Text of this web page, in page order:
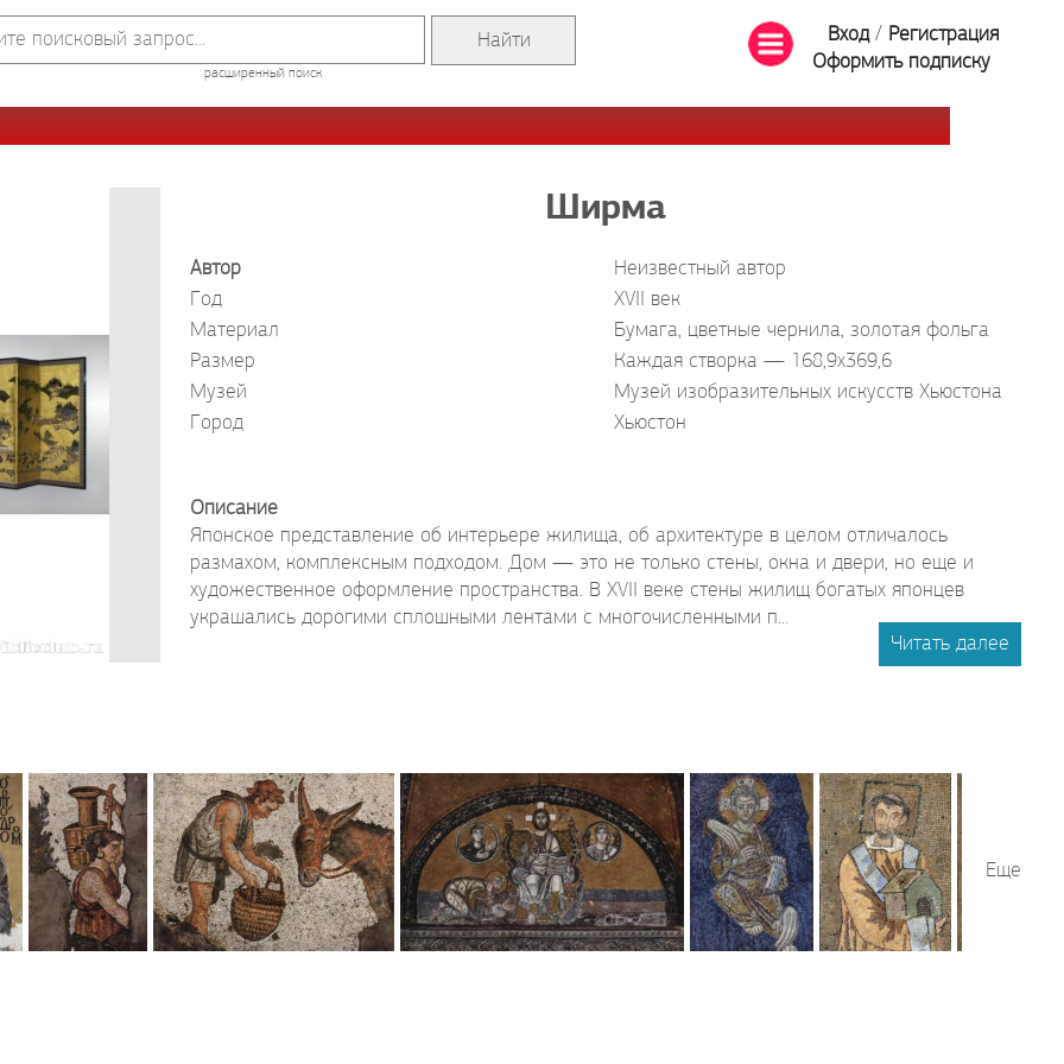
расширенный поиск
Вход/ Регистрация
Оформить подписку
Ширма
Автор
Неизвестный автор
Год
XVII век
Материал
Бумага, цветные чернила, золотая фольга
Размер
Каждая створка — 168,9x369,6
Музей
Музей изобразительных искусств Хьюстона
Город
Хьюстон
Описание
Японское представление об интерьере жилища, об архитектуре в целом отличалось
размахом, комплексным подходом. Дом — это не только стены, окна и двери, но еще и
художественное оформление пространства. В XVII веке стены жилищ богатых японцев
украшались дорогими сплошными лентами с многочисленными п...
Читать далее
Еще